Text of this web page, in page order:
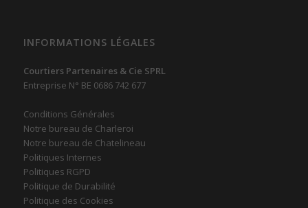
INFORMATIONS LÉGALES
Courtiers Partenaires & Cie SPRL
Entreprise N° BE 0686 742 677
Conditions Générales
Notre bureau de Charleroi
Notre bureau de Chatelineau
Politiques Internes
Politiques RGPD
Politique de Durabilité
Politique des Cookies